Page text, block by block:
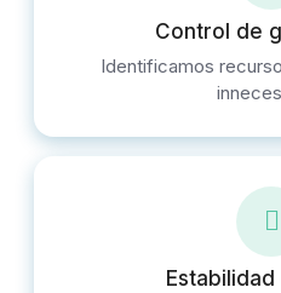
Control de
Identificamos